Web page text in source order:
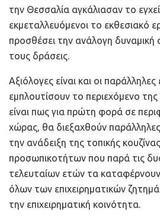
την Θεσσαλία αγκάλιασαν το
εκμεταλλευόμενοι το εκθεσιακό
προσθέσει την ανάλογη δυναμική
τους δράσεις.
Αξιόλογες είναι και οι
εμπλουτίσουν το περιεχόμενο
είναι πως για πρώτη φορά σε
χώρας, θα διεξαχθούν
την ανάδειξη της τοπικής
προσωπικοτήτων που παρά τις
τελευταίων ετών τα
όλων των επιχειρηματικών
την επιχειρηματική κοινότητα.